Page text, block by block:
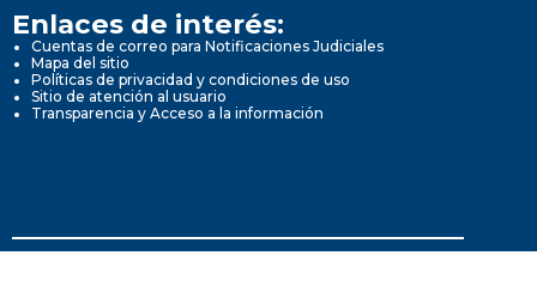
Enlaces de interés:
Cuentas de correo para Notificaciones Judiciales
Mapa del sitio
Políticas de privacidad y condiciones de uso
Sitio de atención al usuario
Transparencia y Acceso a la información